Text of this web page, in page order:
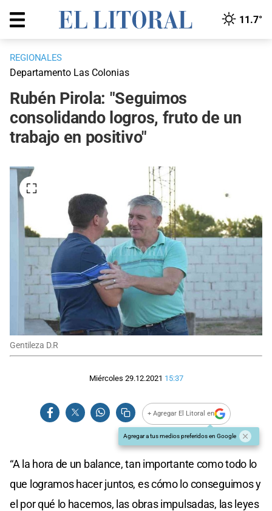
11.7°
REGIONALES
Departamento Las Colonias
Rubén Pirola: "Seguimos
consolidando logros, fruto de un
trabajo en positivo"
Gentileza D.R
Miércoles 29.12.2021 15:37
+ Agregar El Litoral en
Agregar a tus medios preferidos en Google
“A la hora de un balance, tan importante como todo lo
que logramos hacer juntos, es cómo lo conseguimos y
el por qué lo hacemos, las obras impulsadas, las leyes